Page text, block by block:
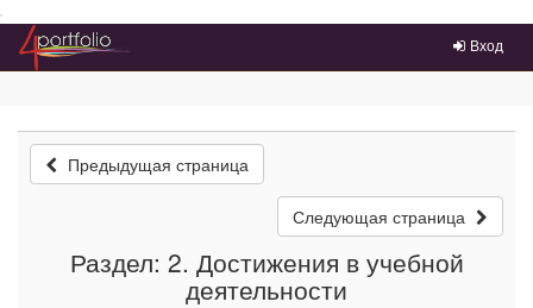
Преейти на главное меню
Вход
Предыдущая страница
Следующая страница
Раздел: 2. Достижения в учебной
деятельности